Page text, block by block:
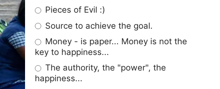
Pieces of Evil :)
Source to achieve the goal.
Money - is paper... Money is not the
key to happiness...
The authority, the "power", the
happiness...